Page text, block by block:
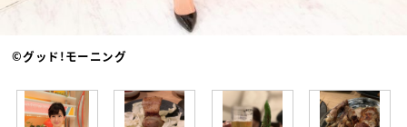
©グッド!モーニング